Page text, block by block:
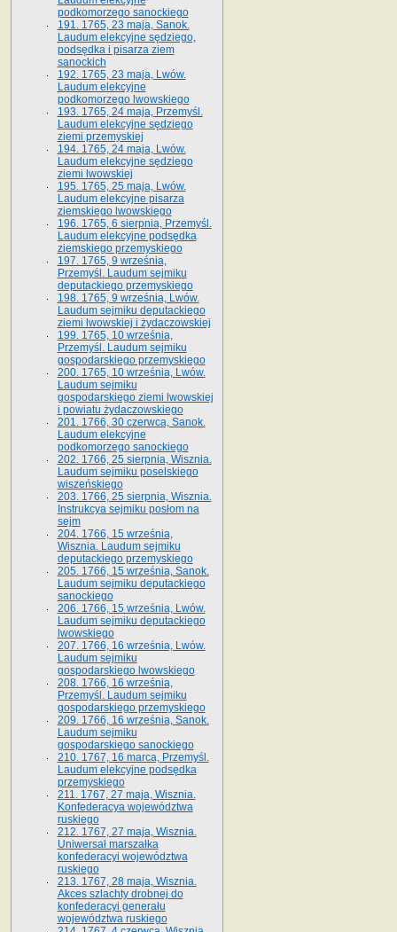
podkomorzego sanockiego
191. 1765, 23 maja, Sanok.
Laudum elekcyjne sędziego,
podsędka i pisarza ziem
sanockich
192. 1765, 23 maja, Lwów.
Laudum elekcyjne
podkomorzego lwowskiego
193. 1765, 24 maja, Przemyśl.
Laudum elekcyjne sędziego
ziemi przemyskiej
194. 1765, 24 maja, Lwów.
Laudum elekcyjne sędziego
ziemi lwowskiej
195. 1765, 25 maja, Lwów.
Laudum elekcyjne pisarza
ziemskiego lwowskiego
196. 1765, 6 sierpnia, Przemyśl.
Laudum elekcyjne podsędka
ziemskiego przemyskiego
197. 1765, 9 września,
Przemyśl. Laudum sejmiku
deputackiego przemyskiego
198. 1765, 9 września, Lwów.
Laudum sejmiku deputackiego
ziemi lwowskiej i żydaczowskiej
199. 1765, 10 września,
Przemyśl. Laudum sejmiku
gospodarskiego przemyskiego
200. 1765, 10 września, Lwów.
Laudum sejmiku
gospodarskiego ziemi lwowskiej
i powiatu żydaczowskiego
201. 1766, 30 czerwca, Sanok.
Laudum elekcyjne
podkomorzego sanockiego
202. 1766, 25 sierpnia, Wisznia.
Laudum sejmiku poselskiego
wiszeńskiego
203. 1766, 25 sierpnia, Wisznia.
Instrukcya sejmiku posłom na
sejm
204. 1766, 15 września,
Wisznia. Laudum sejmiku
deputackiego przemyskiego
205. 1766, 15 września, Sanok.
Laudum sejmiku deputackiego
sanockiego
206. 1766, 15 września, Lwów.
Laudum sejmiku deputackiego
lwowskiego
207. 1766, 16 września, Lwów.
Laudum sejmiku
gospodarskiego lwowskiego
208. 1766, 16 września,
Przemyśl. Laudum sejmiku
gospodarskiego przemyskiego
209. 1766, 16 września, Sanok.
Laudum sejmiku
gospodarskiego sanockiego
210. 1767, 16 marca, Przemyśl.
Laudum elekcyjne podsędka
przemyskiego
211. 1767, 27 maja, Wisznia.
Konfederacya województwa
ruskiego
212. 1767, 27 maja, Wisznia.
Uniwersał marszałka
konfederacyi województwa
ruskiego
213. 1767, 28 maja, Wisznia.
Akces szlachty drobnej do
konfederacyi generału
województwa ruskiego